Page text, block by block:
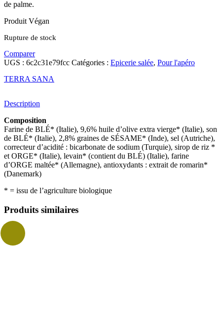
de palme.
Produit Végan
Rupture de stock
Comparer
UGS : 6c2c31e79fcc Catégories : Epicerie salée, Pour l'apéro
TERRA SANA
Description
Composition
Farine de BLÉ* (Italie), 9,6% huile d’olive extra vierge* (Italie), son
de BLÉ* (Italie), 2,8% graines de SÉSAME* (Inde), sel (Autriche),
correcteur d’acidité : bicarbonate de sodium (Turquie), sirop de riz *
et ORGE* (Italie), levain* (contient du BLÉ) (Italie), farine
d’ORGE maltée* (Allemagne), antioxydants : extrait de romarin*
(Danemark)
* = issu de l’agriculture biologique
Produits similaires